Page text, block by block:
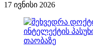
17 ივნისი 2026